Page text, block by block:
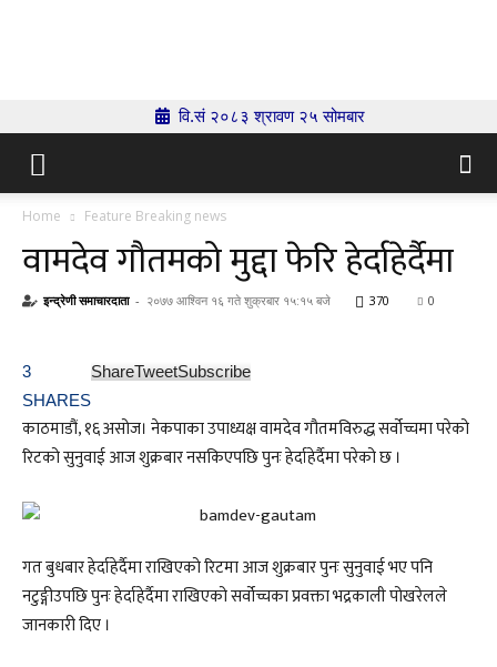
वि.सं २०८३ श्रावण २५ सोमबार
Home Feature Breaking news
वामदेव गौतमको मुद्दा फेरि हेर्दाहेर्दैमा
इन्द्रेणी समाचारदाता - २०७७ आश्विन १६ गते शुक्रबार १५:१५ बजे 370 0
3
SHARES
ShareTweetSubscribe
काठमाडौं, १६ असोज। नेकपाका उपाध्यक्ष वामदेव गौतमविरुद्ध सर्वोच्चमा परेको
रिटको सुनुवाई आज शुक्रबार नसकिएपछि पुनः हेर्दाहेर्दैमा परेको छ ।
गत बुधबार हेर्दाहेर्दैमा राखिएको रिटमा आज शुक्रबार पुनः सुनुवाई भए पनि
नटुङ्गीउपछि पुनः हेर्दाहेर्दैमा राखिएको सर्वोच्चका प्रवक्ता भद्रकाली पोखरेलले
जानकारी दिए ।